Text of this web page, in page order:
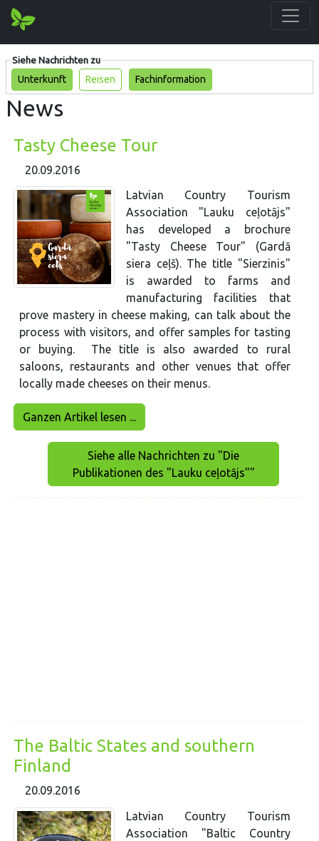
Siehe Nachrichten zu
Unterkunft
Reisen Fachinformation
News
Tasty Cheese Tour
20.09.2016
Latvian Country Tourism
Association "Lauku ceļotājs"
has developed a brochure
"Tasty Cheese Tour" (Gardā
siera ceļš). The title "Sierzinis"
is awarded to farms and
manufacturing facilities that
prove mastery in cheese making, can talk about the
process with visitors, and offer samples for tasting
or buying. The title is also awarded to rural
saloons, restaurants and other venues that offer
locally made cheeses on their menus.
Ganzen Artikel lesen ...
Siehe alle Nachrichten zu "Die
Publikationen des "Lauku ceļotājs""
The Baltic States and southern
Finland
20.09.2016
Latvian Country Tourism
Association "Baltic Country